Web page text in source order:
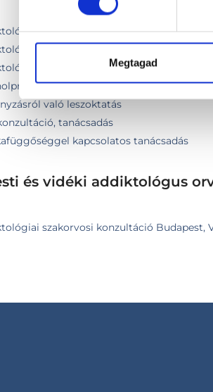
Megtagad
kontroll
konzultáció - páros
szakorvosi konzultáció
alkoholbetegség kezelése
való leszoktatás
tanácsadás
kapcsolatos tanácsadás
és vidéki addiktológus
szakorvosi konzultáció Budapest,